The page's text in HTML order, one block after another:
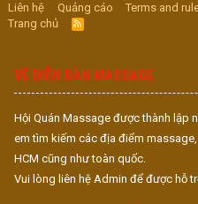
Liên hệ
Quảng cáo Terms and
Trang chủ
R
S
VỀ DIỄN ĐÀN MASSAGE
Hội Quán Massage được thành lập
em tìm kiếm các địa điểm
HCM cũng như toàn quốc.
Vui lòng liên hệ Admin để được hỗ